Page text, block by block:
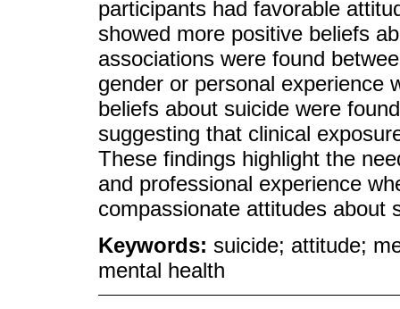
participants had favorable
showed more positive beliefs
associations were found
gender or personal experience
beliefs about suicide were
suggesting that clinical
These findings highlight the
and professional experience
compassionate attitudes about
Keywords: suicide; attitude;
mental health